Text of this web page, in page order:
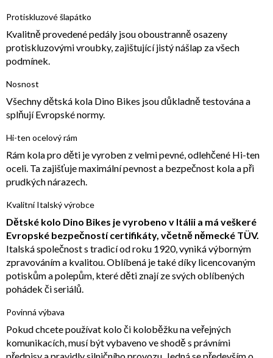
Protiskluzové šlapátko
Kvalitně provedené pedály jsou oboustranně osazeny
protiskluzovými vroubky, zajištující jistý nášlap za všech
podmínek.
Nosnost
Všechny dětská kola Dino Bikes jsou důkladně testována a
splňují Evropské normy.
Hi-ten ocelový rám
Rám kola pro děti je vyroben z velmi pevné, odlehčené Hi-ten
oceli. Ta zajišťuje maximální pevnost a bezpečnost kola a při
prudkých nárazech.
Kvalitní Italský výrobce
Dětské kolo Dino Bikes je vyrobeno v Itálii a má veškeré
Evropské bezpečností certifikáty, včetně německé TÜV.
Italská společnost s tradicí od roku 1920, vyniká výborným
zpravováním a kvalitou. Oblíbená je také díky licencovaným
potiskům a polepům, které děti znají ze svých oblíbených
pohádek či seriálů.
Povinná výbava
Pokud chcete používat kolo či koloběžku na veřejných
komunikacích, musí být vybaveno ve shodě s právními